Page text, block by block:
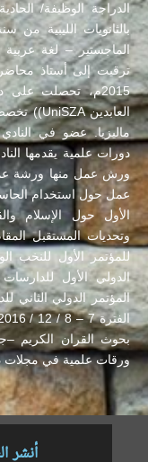
2015م، تحصلت
ماليزيا. عضو في
دورات علمية يقدمها
ورش عمل منها ورشة
عمل حول استخدام
الأول حول الإسلام
للمؤتمر الأول للنخب
الدولي الأول
المؤتمر الدولي الثاني
ورقات علمية في مجلات
أنشر